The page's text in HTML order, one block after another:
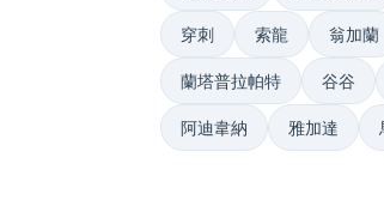
穿刺 索龍 翁加蘭
蘭塔普拉帕特 谷谷
阿迪韋納 雅加達